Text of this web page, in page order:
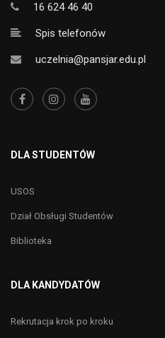
16 624 46 40
Spis telefonów
uczelnia@pansjar.edu.pl
DLA STUDENTÓW
USOS
Dział Obsługi Studentów
Biblioteka
DLA KANDYDATÓW
Rekrutacja krok po kroku